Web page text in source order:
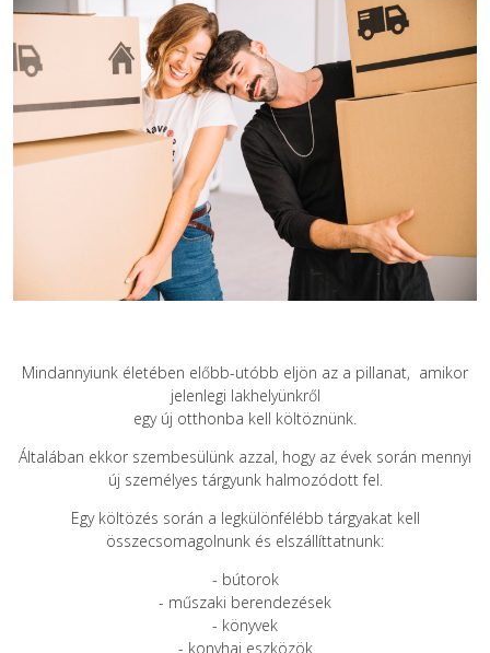
Mindannyiunk életében előbb-utóbb eljön az a pillanat, amikor
jelenlegi lakhelyünkről
egy új otthonba kell költöznünk.
Általában ekkor szembesülünk azzal, hogy az évek során mennyi
új személyes tárgyunk halmozódott fel.
Egy költözés során a legkülönfélébb tárgyakat kell
összecsomagolnunk és elszállíttatnunk:
- bútorok
- műszaki berendezések
- könyvek
- konyhai eszközök